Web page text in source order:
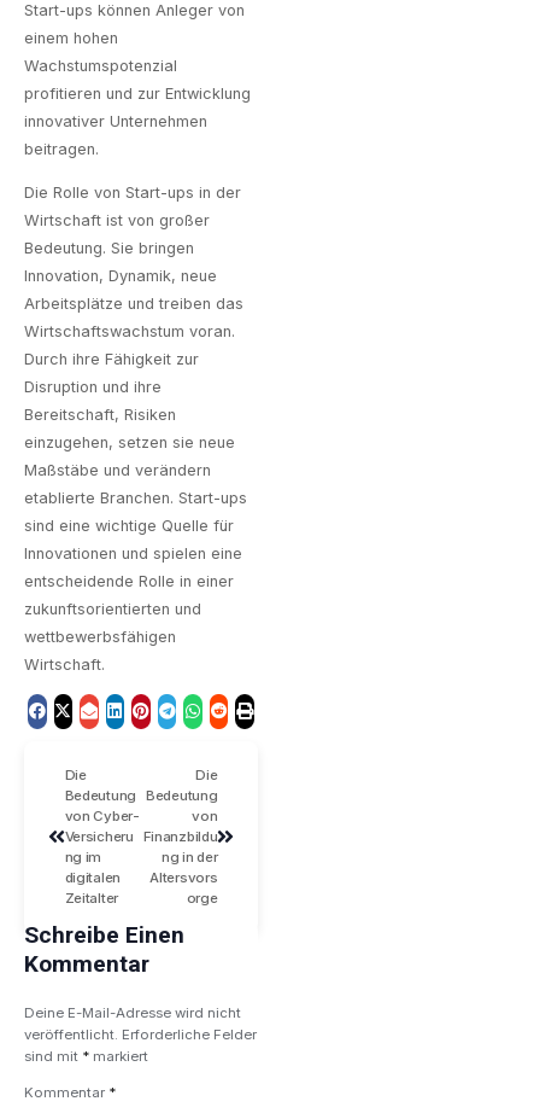
Start-ups können Anleger von
einem hohen
Wachstumspotenzial
profitieren und zur Entwicklung
innovativer Unternehmen
beitragen.
Die Rolle von Start-ups in der
Wirtschaft ist von großer
Bedeutung. Sie bringen
Innovation, Dynamik, neue
Arbeitsplätze und treiben das
Wirtschaftswachstum voran.
Durch ihre Fähigkeit zur
Disruption und ihre
Bereitschaft, Risiken
einzugehen, setzen sie neue
Maßstäbe und verändern
etablierte Branchen. Start-ups
sind eine wichtige Quelle für
Innovationen und spielen eine
entscheidende Rolle in einer
zukunftsorientierten und
wettbewerbsfähigen
Wirtschaft.
Die
Bedeutung
von Cyber-
Versicheru
ng im
digitalen
Zeitalter
Die
Bedeutung
von
Finanzbildu
ng in der
Altersvors
orge
Schreibe Einen
Kommentar
Deine E-Mail-Adresse wird nicht
veröffentlicht. Erforderliche Felder
sind mit * markiert
Kommentar *